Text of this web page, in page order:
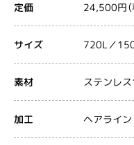
定価 24,500円（
サイズ 720L／
素材 ステンレ
加工 ヘアライン